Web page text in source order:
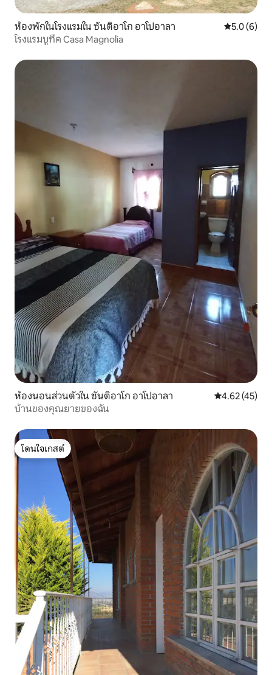
ห้องพักในโรงแรมใน ซันติอาโก อาโปอาลา คะแนนเฉลี่
5.0 (6)
โรงแรมบูทีค Casa Magnolia
ห้องนอนส่วนตัวใน ซันติอาโก อาโปอาลา คะแนนเฉลี่ย
4.62 (45)
บ้านของคุณยายของฉัน
โดนใจเกสต์
โดนใจเกสต์